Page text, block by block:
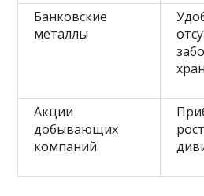
Банковские
металлы
Акции
добывающих
компаний